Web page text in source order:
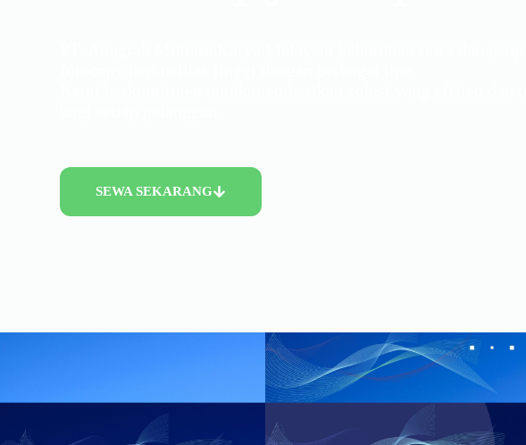
SEWA SEKARANG